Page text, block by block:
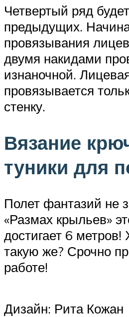
Четвертый ряд
предыдущих.
провязывания
двумя накидами
изнаночной.
провязывается
стенку.
Вязание
туники для
Полет фантазий не
«Размах крыльев»
достигает 6 метров!
такую же? Срочно
работе!
Дизайн: Рита Кожан